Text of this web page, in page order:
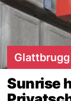
Glattbrugg
Sunrise